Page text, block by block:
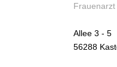
Frauenarzt
Allee 3 - 5
56288